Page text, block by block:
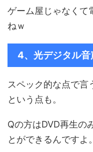
ゲーム屋じゃなくて
ねｗ
4、光デジタル
スペック的な点で言
という点も。
Qの方はDVD再生の
とができるんですよ。